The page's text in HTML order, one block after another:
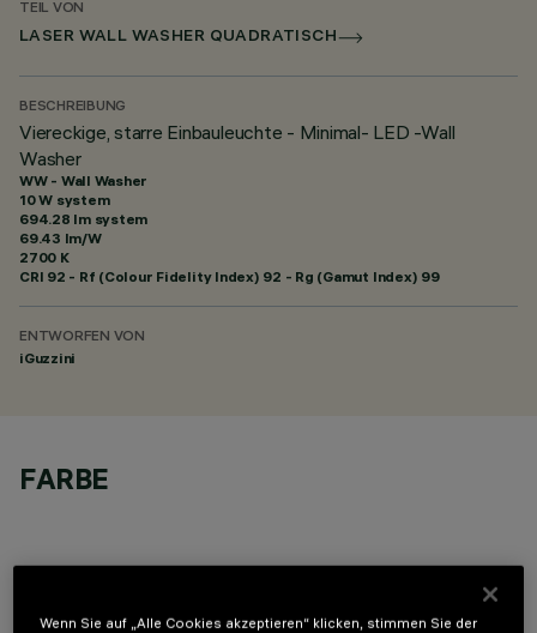
TEIL VON
LASER WALL WASHER QUADRATISCH
BESCHREIBUNG
Viereckige, starre Einbauleuchte - Minimal- LED -Wall
Washer
WW - Wall Washer
10 W system
694.28 lm system
69.43 lm/W
2700 K
CRI 92 - Rf (Colour Fidelity Index) 92 - Rg (Gamut Index) 99
ENTWORFEN VON
iGuzzini
FARBE
Wenn Sie auf „Alle Cookies akzeptieren“ klicken, stimmen Sie der